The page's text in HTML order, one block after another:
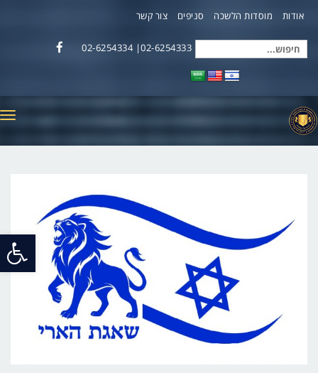
אודות מוסדות הלשכה סניפים צור קשר
חיפוש
02-6254333| 02-6254334